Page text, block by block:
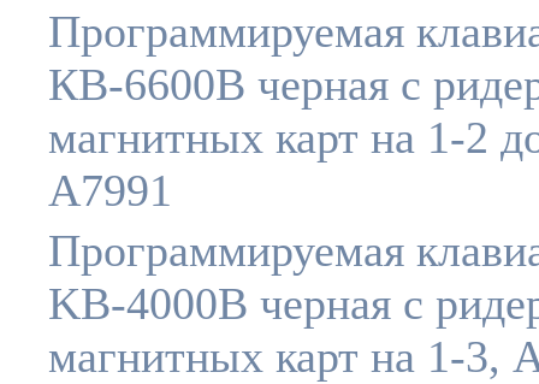
Программируемая
КВ-6600B черная c
магнитных карт на 1-2
A7991
Программируемая
KB-4000B черная c
магнитных карт на 1-3,